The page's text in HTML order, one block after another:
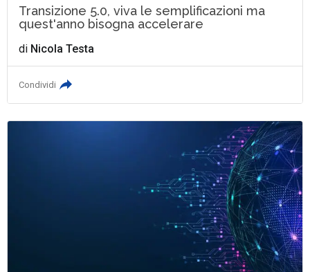
Transizione 5.0, viva le semplificazioni ma
quest'anno bisogna accelerare
di Nicola Testa
Condividi